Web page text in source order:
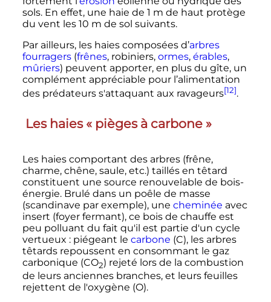
sols. En effet, une haie de 1 m de haut protège
du vent les 10 m de sol suivants.
Par ailleurs, les haies composées d’arbres
fourragers(frênes, robiniers, ormes, érables,
mûriers) peuvent apporter, en plus du gîte, un
complément appréciable pour l’alimentation
des prédateurs s'attaquant aux ravageurs[12].
Les haies « pièges à carbone »
Les haies comportant des arbres (frêne,
charme, chêne, saule, etc.) taillés en têtard
constituent une source renouvelable de bois-
énergie. Brulé dans un poêle de masse
(scandinave par exemple), une cheminée avec
insert (foyer fermant), ce bois de chauffe est
peu polluant du fait qu'il est partie d'un cycle
vertueux : piégeant le carbone (C), les arbres
têtards repoussent en consommant le gaz
carbonique (CO2) rejeté lors de la combustion
de leurs anciennes branches, et leurs feuilles
rejettent de l'oxygène (O).